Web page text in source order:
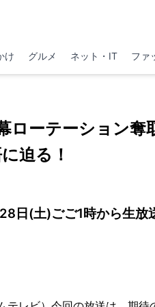
け グルメ ネット・IT ファ
ローテーション奪
迫る！
日(土)ごご1時から生放